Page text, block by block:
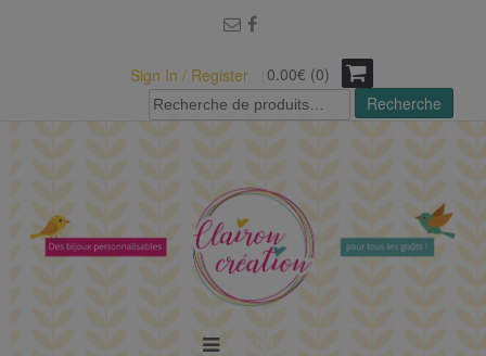
Sign In / Register
0.00€ (0)
Recherche
pour :
Recherche